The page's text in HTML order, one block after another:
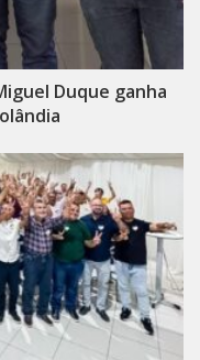
Duque ganha